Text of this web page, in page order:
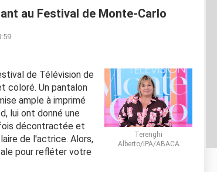
au Festival de Monte-Carlo
Terenghi
Alberto/IPA/ABACA
de Télévision de
coloré. Un pantalon
ample à imprimé
lui ont donné une
décontractée et
de l'actrice. Alors,
pour refléter votre